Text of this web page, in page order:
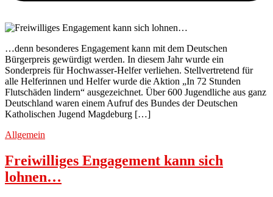
…denn besonderes Engagement kann mit dem Deutschen
Bürgerpreis gewürdigt werden. In diesem Jahr wurde ein
Sonderpreis für Hochwasser-Helfer verliehen. Stellvertretend für
alle Helferinnen und Helfer wurde die Aktion „In 72 Stunden
Flutschäden lindern“ ausgezeichnet. Über 600 Jugendliche aus ganz
Deutschland waren einem Aufruf des Bundes der Deutschen
Katholischen Jugend Magdeburg […]
Allgemein
Freiwilliges Engagement kann sich
lohnen…